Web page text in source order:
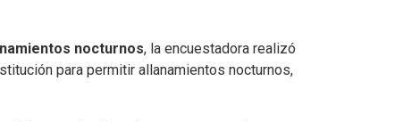
nocturnos, la encuestadora realizó
para permitir allanamientos nocturnos,